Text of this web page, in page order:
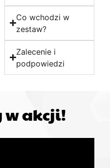
Co wchodzi w
zestaw?
Zalecenie i
podpowiedzi
w akcji!